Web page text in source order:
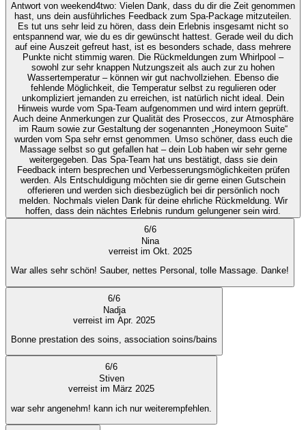
Antwort von weekend4two: Vielen Dank, dass du dir die Zeit genommen
hast, uns dein ausführliches Feedback zum Spa-Package mitzuteilen.
Es tut uns sehr leid zu hören, dass dein Erlebnis insgesamt nicht so
entspannend war, wie du es dir gewünscht hattest. Gerade weil du dich
auf eine Auszeit gefreut hast, ist es besonders schade, dass mehrere
Punkte nicht stimmig waren. Die Rückmeldungen zum Whirlpool –
sowohl zur sehr knappen Nutzungszeit als auch zur zu hohen
Wassertemperatur – können wir gut nachvollziehen. Ebenso die
fehlende Möglichkeit, die Temperatur selbst zu regulieren oder
unkompliziert jemanden zu erreichen, ist natürlich nicht ideal. Dein
Hinweis wurde vom Spa-Team aufgenommen und wird intern geprüft.
Auch deine Anmerkungen zur Qualität des Proseccos, zur Atmosphäre
im Raum sowie zur Gestaltung der sogenannten „Honeymoon Suite“
wurden vom Spa sehr ernst genommen. Umso schöner, dass euch die
Massage selbst so gut gefallen hat – dein Lob haben wir sehr gerne
weitergegeben. Das Spa-Team hat uns bestätigt, dass sie dein
Feedback intern besprechen und Verbesserungsmöglichkeiten prüfen
werden. Als Entschuldigung möchten sie dir gerne einen Gutschein
offerieren und werden sich diesbezüglich bei dir persönlich noch
melden. Nochmals vielen Dank für deine ehrliche Rückmeldung. Wir
hoffen, dass dein nächtes Erlebnis rundum gelungener sein wird.
6/6
Nina
verreist im Okt. 2025
War alles sehr schön! Sauber, nettes Personal, tolle Massage. Danke!
6/6
Nadja
verreist im Apr. 2025
Bonne prestation des soins, association soins/bains
6/6
Stiven
verreist im März 2025
war sehr angenehm! kann ich nur weiterempfehlen.